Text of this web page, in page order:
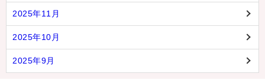
2025年11月
2025年10月
2025年9月